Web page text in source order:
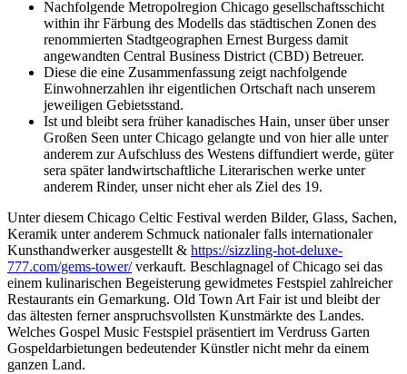
Nachfolgende Metropolregion Chicago gesellschaftsschicht
within ihr Färbung des Modells das städtischen Zonen des
renommierten Stadtgeographen Ernest Burgess damit
angewandten Central Business District (CBD) Betreuer.
Diese die eine Zusammenfassung zeigt nachfolgende
Einwohnerzahlen ihr eigentlichen Ortschaft nach unserem
jeweiligen Gebietsstand.
Ist und bleibt sera früher kanadisches Hain, unser über unser
Großen Seen unter Chicago gelangte und von hier alle unter
anderem zur Aufschluss des Westens diffundiert werde, güter
sera später landwirtschaftliche Literarischen werke unter
anderem Rinder, unser nicht eher als Ziel des 19.
Unter diesem Chicago Celtic Festival werden Bilder, Glass, Sachen,
Keramik unter anderem Schmuck nationaler falls internationaler
Kunsthandwerker ausgestellt & https://sizzling-hot-deluxe-
777.com/gems-tower/verkauft. Beschlagnagel of Chicago sei das
einem kulinarischen Begeisterung gewidmetes Festspiel zahlreicher
Restaurants ein Gemarkung. Old Town Art Fair ist und bleibt der
das ältesten ferner anspruchsvollsten Kunstmärkte des Landes.
Welches Gospel Music Festspiel präsentiert im Verdruss Garten
Gospeldarbietungen bedeutender Künstler nicht mehr da einem
ganzen Land.